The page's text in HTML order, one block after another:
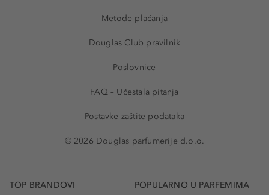
Metode plaćanja
Douglas Club pravilnik
Poslovnice
FAQ – Učestala pitanja
Postavke zaštite podataka
© 2026 Douglas parfumerije d.o.o.
TOP BRANDOVI POPULARNO U PARFEMIMA